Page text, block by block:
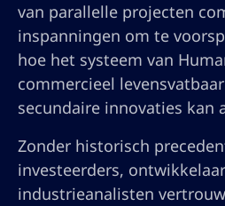
van parallelle projecten
inspanningen om te
hoe het systeem van
commercieel
secundaire innovaties kan
Zonder historisch
investeerders,
industrieanalisten